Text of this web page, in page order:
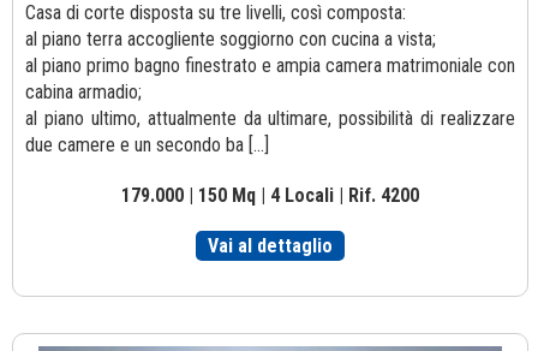
Casa di corte disposta su tre livelli, così composta:
al piano terra accogliente soggiorno con cucina a vista;
al piano primo bagno finestrato e ampia camera matrimoniale con
cabina armadio;
al piano ultimo, attualmente da ultimare, possibilità di realizzare
due camere e un secondo ba [...]
179.000 | 150 Mq | 4 Locali | Rif. 4200
Vai al dettaglio